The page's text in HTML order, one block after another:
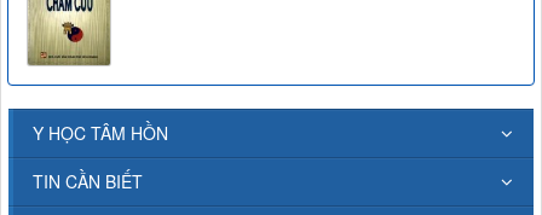
Y HỌC TÂM HỒN
TIN CẦN BIẾT